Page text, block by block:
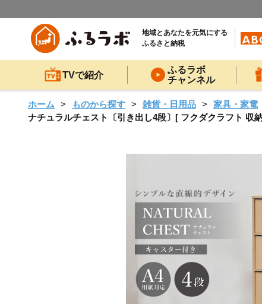
地域とあなたを元気にする
ふるさと納税
TVで紹介
ふるラボ
チャンネル
ホーム ものから探す 雑貨・日用品
家具・家電
ナチュラルチェスト〔引き出し4段〕[ フクダクラフト 収